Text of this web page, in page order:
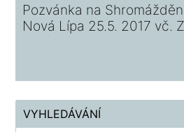
Pozvánka na
Nová Lípa 25.5. 2017 vč.
VYHLEDÁVÁNÍ